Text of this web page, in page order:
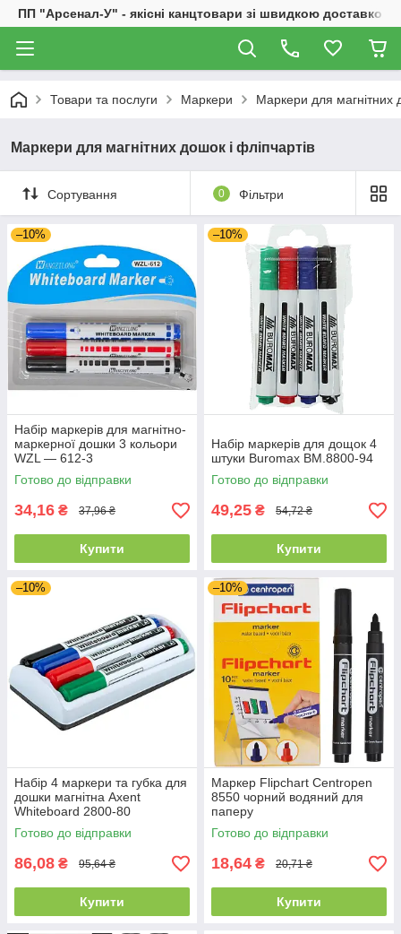
ПП "Арсенал-У" - якісні канцтовари зі швидкою доставкою
Товари та послуги Маркери Маркери для магнітних
Маркери для магнітних дошок і фліпчартів
Сортування 0 Фільтри
–10%
Набір маркерів для магнітно-
маркерної дошки 3 кольори
WZL — 612-3
Готово до відправки
34,16 ₴ 37,96 ₴
Купити
–10%
Набір маркерів для дощок 4
штуки Buromax BM.8800-94
Готово до відправки
49,25 ₴ 54,72 ₴
Купити
–10%
Набір 4 маркери та губка для
дошки магнітна Axent
Whiteboard 2800-80
Готово до відправки
86,08 ₴ 95,64 ₴
Купити
–10%
Маркер Flipchart Centropen
8550 чорний водяний для
паперу
Готово до відправки
18,64 ₴ 20,71 ₴
Купити